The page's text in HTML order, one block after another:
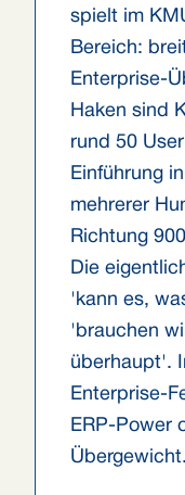
spielt im
Bereich:
Enterprise-
Haken sind
rund 50
Einführung
mehrerer
Richtung
Die
'kann es,
'brauchen
überhaupt'.
Enterprise-
ERP-Power
Übergewicht.